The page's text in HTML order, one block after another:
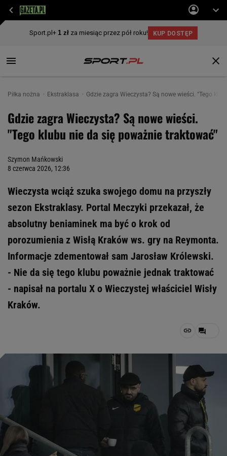
Piłka nożna Ekstraklasa Gdzie zagra Wieczysta? Są nowe wieści. "Tego
Gdzie zagra Wieczysta? Są nowe wieści.
"Tego klubu nie da się poważnie traktować"
Szymon Mańkowski
8 czerwca 2026, 12:36
Wieczysta wciąż szuka swojego domu na przyszły
sezon Ekstraklasy. Portal Meczyki przekazał, że
absolutny beniaminek ma być o krok od
porozumienia z Wisłą Kraków ws. gry na Reymonta.
Informacje zdementował sam Jarosław Królewski.
- Nie da się tego klubu poważnie jednak traktować
- napisał na portalu X o Wieczystej właściciel Wisły
Kraków.